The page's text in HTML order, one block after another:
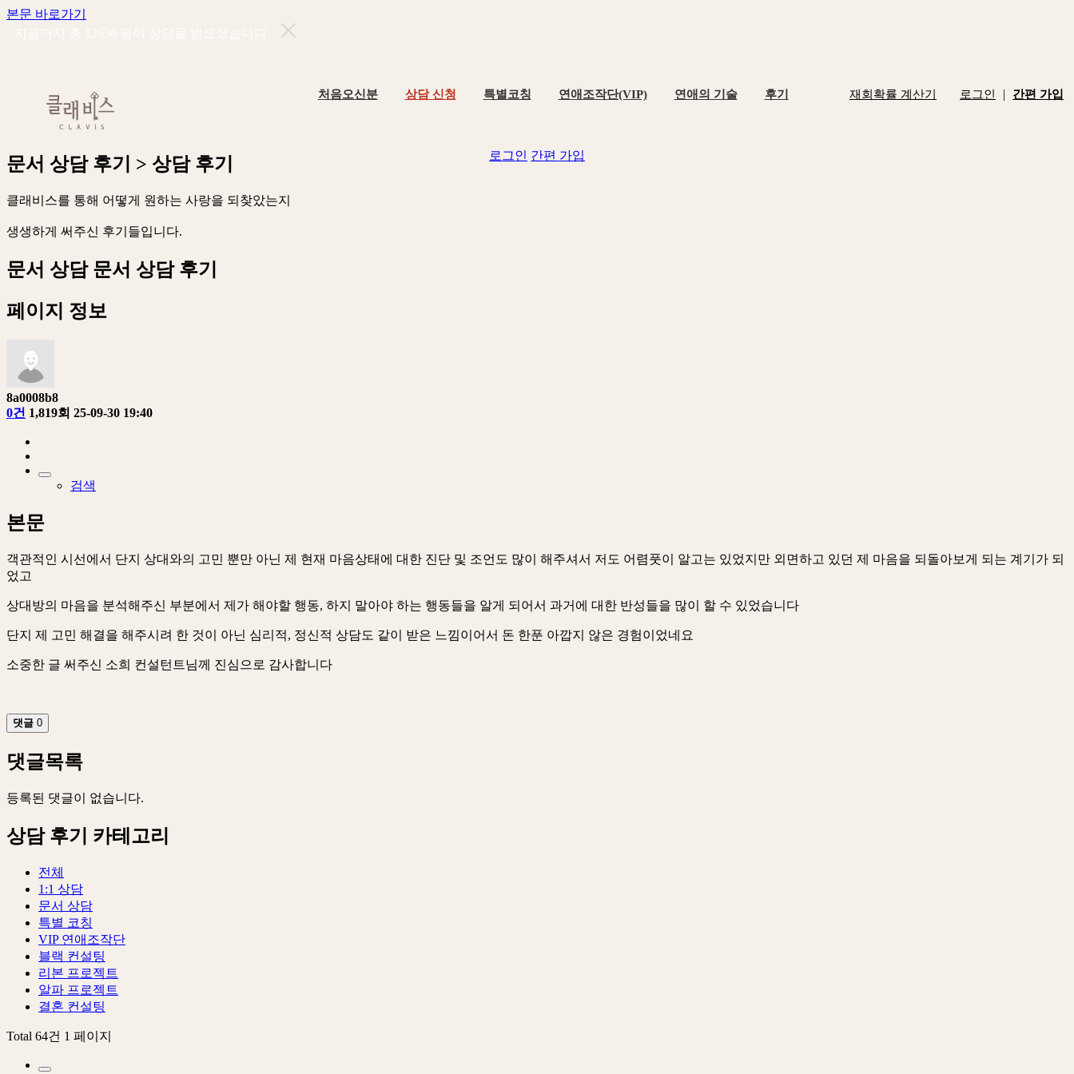
본문 바로가기
재회확률 계산기 로그인 | 간편 가입
처음오신분 상담 신청 특별코칭 연애조작단(VIP) 연애의 기술 후기
로그인 간편 가입
문서 상담 후기 > 상담 후기
클래 비 스를 통해 어 떻게 원하는 사랑을 되 찾았는지
생생하게 써 주신 후기 들입니 다.
문서 상담 문서 상담 후기
페이지 정보
8a0008b8
0건 1,819회 25-09-30 19:40
검색
본문
객관적인 시선에서 단지 상대와의 고민 뿐만 아닌 제 현재 마음상태에 대한 진단 및 조언도 많이 해주셔서 저도 어렴풋이 알고는 있었지만 외면하고 있던 제 마음을 되돌아보게 되는 계기가 되
었고
상대방의 마음을 분석해주신 부분에서 제가 해야할 행동, 하지 말아야 하는 행동들을 알게 되어서 과거에 대한 반성들을 많이 할 수 있었습니다
단지 제 고민 해결을 해주시려 한 것이 아닌 심리적, 정신적 상담도 같이 받은 느낌이어서 돈 한푼 아깝지 않은 경험이었네요
소중한 글 써주신 소희 컨설턴트님께 진심으로 감사합니다
댓글 0
댓글목록
등록된 댓글이 없습니다.
상담 후기 카테고리
전체
1:1 상담
문서 상담
특별 코칭
VIP 연애조작단
블랙 컨설팅
리본 프로젝트
알파 프로젝트
결혼 컨설팅
Total 64건 1 페이지